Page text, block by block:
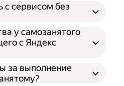
с сервисом без
у самозанятого
с Яндекс
за выполнение